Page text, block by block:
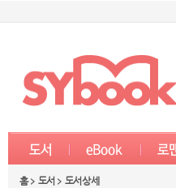
홈 > 도서 > 도서상세